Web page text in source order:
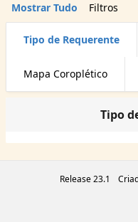
Mostrar Tudo Filtros
Tipo de Requerente
Mapa Coroplético
Tipo
Release 23.1